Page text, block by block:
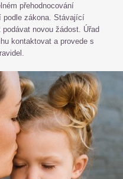
přehodnocování
podle zákona. Stávající
novou žádost. Úřad
kontaktovat a provede s